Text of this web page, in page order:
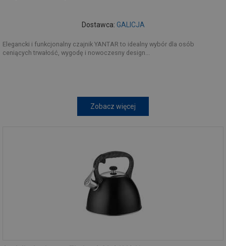
Dostawca: GALICJA
Elegancki i funkcjonalny czajnik YANTAR to idealny wybór dla osób
ceniących trwałość, wygodę i nowoczesny design...
Zobacz więcej